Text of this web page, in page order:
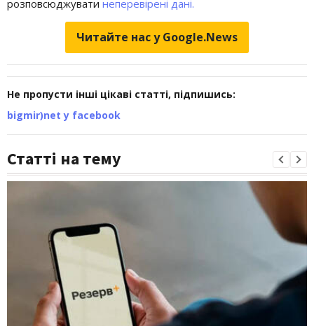
розповсюджувати неперевірені дані.
Читайте нас у Google.News
Не пропусти інші цікаві статті, підпишись:
bigmir)net у facebook
Статті на тему